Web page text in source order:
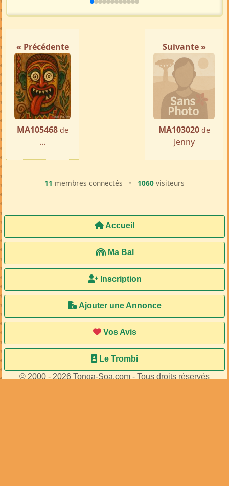
« Précédente
MA105468 de
...
Suivante »
MA103020 de
Jenny
11 membres connectés • 1060 visiteurs
Accueil
Ma Bal
Inscription
Ajouter une Annonce
Vos Avis
Le Trombi
© 2000 - 2026 Tonga-Soa.com - Tous droits réservés